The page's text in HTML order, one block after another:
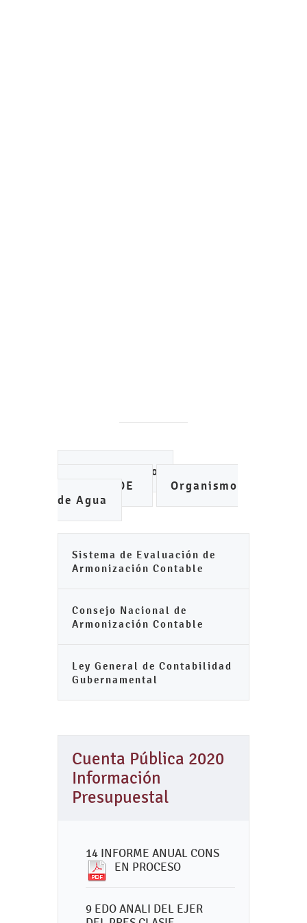
Ayuntamiento
IMCUFIDE
Organismo
de Agua
Sistema de Evaluación de
Armonización Contable
Consejo Nacional de
Armonización Contable
Ley General de Contabilidad
Gubernamental
Cuenta Pública 2020
Información
Presupuestal
14 INFORME ANUAL CONS
EN PROCESO
9 EDO ANALI DEL EJER